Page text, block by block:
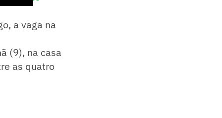
a vaga na
(9), na casa
as quatro